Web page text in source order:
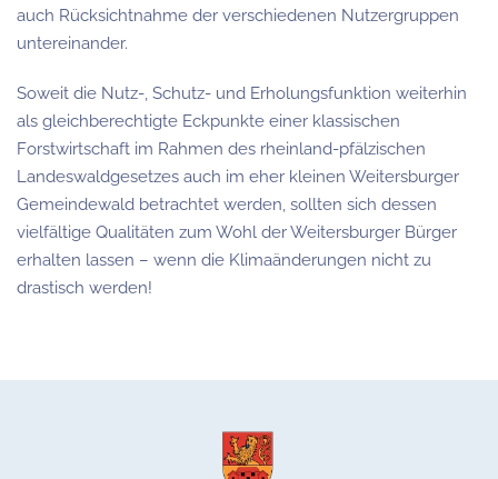
auch Rücksichtnahme der verschiedenen Nutzergruppen
untereinander.
Soweit die Nutz-, Schutz- und Erholungsfunktion weiterhin
als gleichberechtigte Eckpunkte einer klassischen
Forstwirtschaft im Rahmen des rheinland-pfälzischen
Landeswaldgesetzes auch im eher kleinen Weitersburger
Gemeindewald betrachtet werden, sollten sich dessen
vielfältige Qualitäten zum Wohl der Weitersburger Bürger
erhalten lassen – wenn die Klimaänderungen nicht zu
drastisch werden!